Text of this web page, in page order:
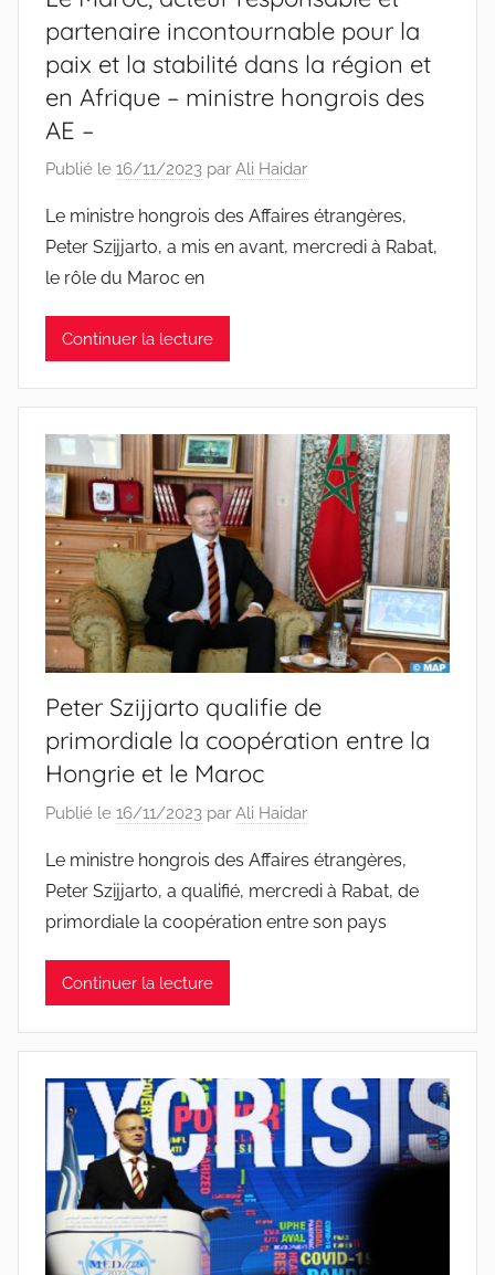
partenaire incontournable pour la
paix et la stabilité dans la région et
en Afrique – ministre hongrois des
AE –
Publié le 16/11/2023 par Ali Haidar
Le ministre hongrois des Affaires étrangères,
Peter Szijjarto, a mis en avant, mercredi à Rabat,
le rôle du Maroc en
Continuer la lecture
Peter Szijjarto qualifie de
primordiale la coopération entre la
Hongrie et le Maroc
Publié le 16/11/2023 par Ali Haidar
Le ministre hongrois des Affaires étrangères,
Peter Szijjarto, a qualifié, mercredi à Rabat, de
primordiale la coopération entre son pays
Continuer la lecture